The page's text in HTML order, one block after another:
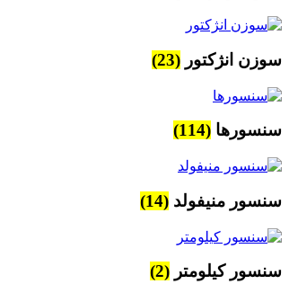
سوزن انژکتور (23)
سنسورها (114)
سنسور منیفولد (14)
سنسور کیلومتر (2)